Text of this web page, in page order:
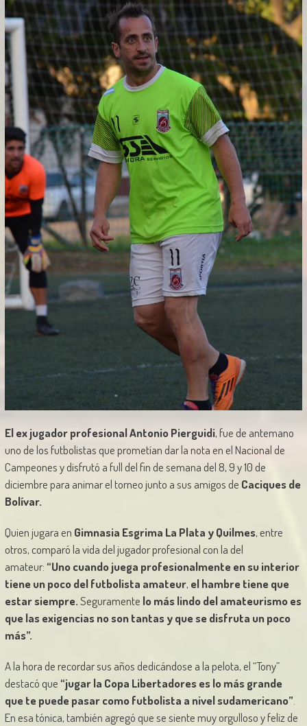
El ex jugador profesional Antonio Pierguidi, fue de antemano
uno de los futbolistas que prometían dar la nota en el Nacional de
Campeones y disfrutó a full del fin de semana del 8, 9 y 10 de
diciembre para animar el torneo junto a sus amigos de Caciques de
Bolívar.
Quien jugara en Gimnasia Esgrima La Plata y Quilmes, entre
otros, comparó la vida del jugador profesional con la del
amateur:“Uno cuando juega profesionalmente en su interior
tiene un poco del futbolista amateur, el hambre tiene que
estar siempre.Seguramente lo más lindo del amateurismo es
que las exigencias no son tantas y que se disfruta un poco
más”.
A la hora de recordar sus años dedicándose a la pelota, el “Tony”
destacó que“jugar la Copa Libertadores es lo más grande
que te puede pasar como futbolista a nivel sudamericano”.
En esa tónica, también agregó que se siente muy orgulloso y feliz de